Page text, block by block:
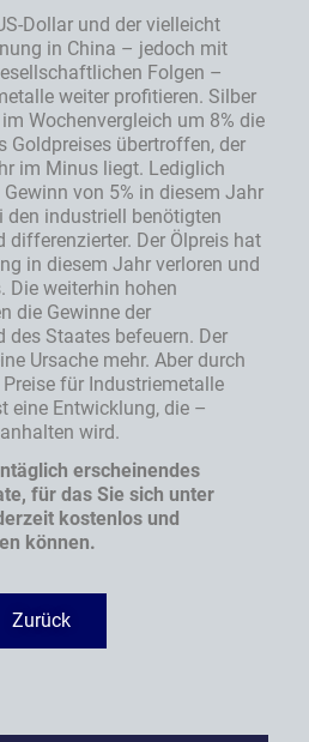
Dollar und der vielleicht
in China – jedoch mit
Folgen –
weiter profitieren. Silber
Wochenvergleich um 8% die
Goldpreises übertroffen, der
im Minus liegt. Lediglich
von 5% in diesem Jahr
den industriell benötigten
differenzierter. Der Ölpreis hat
in diesem Jahr verloren und
Die weiterhin hohen
die Gewinne der
des Staates befeuern. Der
Ursache mehr. Aber durch
für Industriemetalle
eine Entwicklung, die –
wird.
erscheinendes
für das Sie sich unter
kostenlos und
können.
Zurück